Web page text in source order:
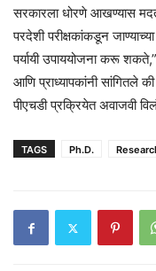
सरकारला धोरणे आखण्यास
परदेशी परीक्षकांकडून
पर्यायी उपाययोजना करू
आणि प्राध्यापकांनी सांगितले
पीएचडी प्रक्रियेत अवाजवी
TAGS Ph.D.